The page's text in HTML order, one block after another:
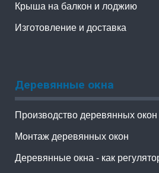
Крыша на балкон и лоджию
Изготовление и доставка
Деревянные окна
Производство деревянных окон
Монтаж деревянных окон
Деревянные окна - как